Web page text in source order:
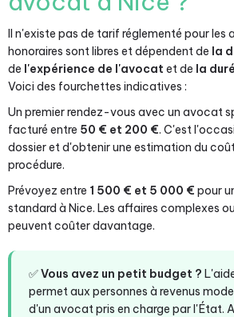
Il n'existe pas de tarif réglementé pour les
honoraires sont libres et dépendent de la
de l'expérience de l'avocat et de la
Voici des fourchettes indicatives :
Un premier rendez-vous avec un avocat
facturé entre 50 € et 200 €. C'est
dossier et d'obtenir une estimation du
procédure.
Prévoyez entre 1 500 € et 5 000 € pour
standard à Nice. Les affaires complexes
peuvent coûter davantage.
✅Vous avez un petit budget ?
permet aux personnes à revenus
d'un avocat pris en charge par l'État.